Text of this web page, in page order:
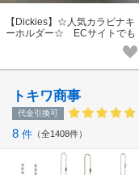
【Dickies】☆人気カラビナキ
ーホルダー☆ ECサイトでも
トキワ商事
代金引換可
8 件 全1408件